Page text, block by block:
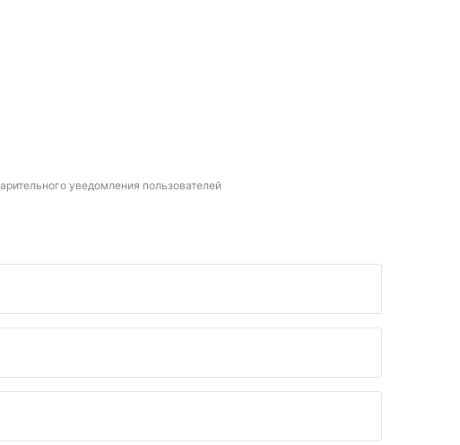
уведомления пользователей